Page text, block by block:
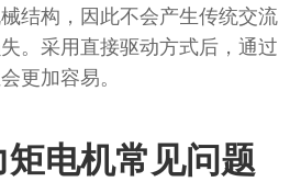
结构，因此不会产生传统交流
。采用直接驱动方式后，通过
更加容易。
电机常见问题